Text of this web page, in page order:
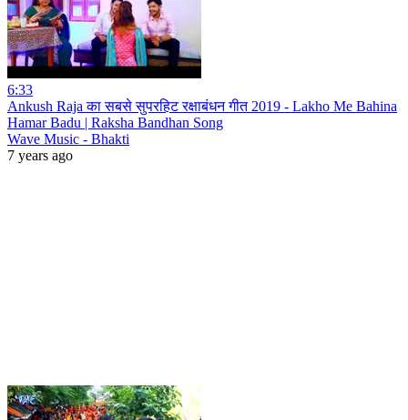
6:33
Ankush Raja का सबसे सुपरहिट रक्षाबंधन गीत 2019 - Lakho Me Bahina
Hamar Badu | Raksha Bandhan Song
Wave Music - Bhakti
7 years ago